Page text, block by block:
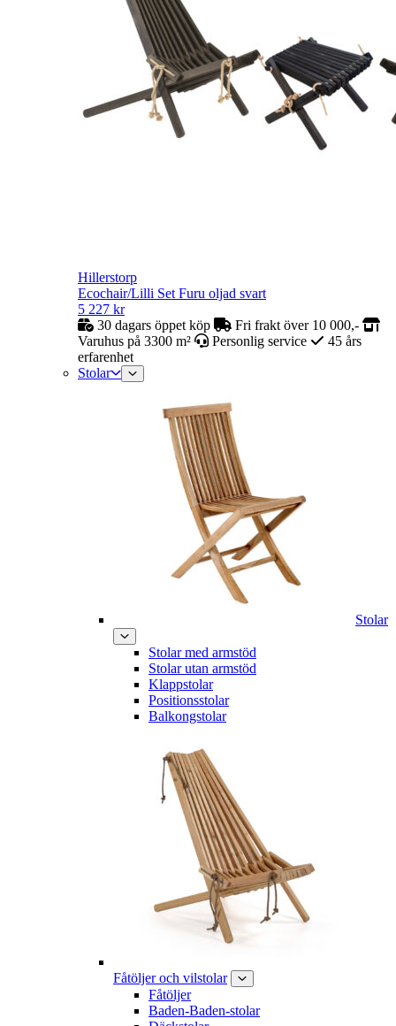
Hillerstorp
Ecochair/Lilli Set Furu oljad svart
5 227 kr
30 dagars öppet köp
Fri frakt över 10 000,-
Varuhus på 3300 m²
Personlig service
45 års
erfarenhet
Stolar
Stolar
Stolar med armstöd
Stolar utan armstöd
Klappstolar
Positionsstolar
Balkongstolar
Fåtöljer och vilstolar
Fåtöljer
Baden-Baden-stolar